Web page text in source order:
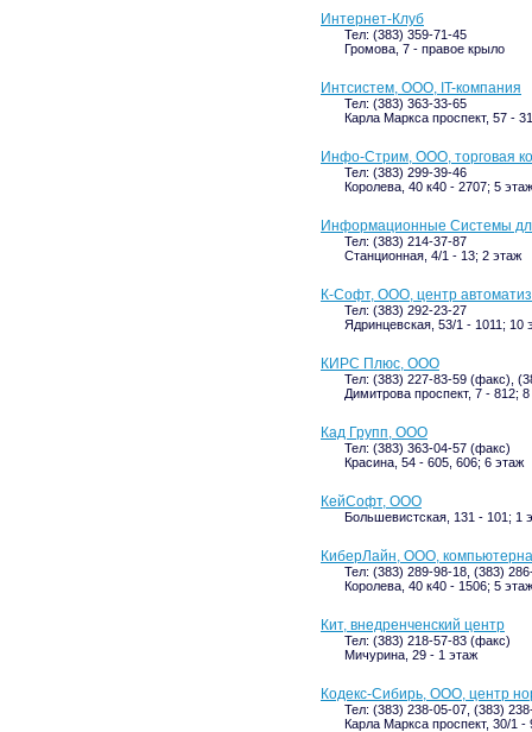
Интернет-Клуб
Тел: (383) 359-71-45
Громова, 7 - правое крыло
Интсистем, ООО, IT-компания
Тел: (383) 363-33-65
Карла Маркса проспект, 57 -
Инфо-Стрим, ООО, торговая
Тел: (383) 299-39-46
Королева, 40 к40 - 2707; 5 этаж
Информационные Системы
Тел: (383) 214-37-87
Станционная, 4/1 - 13; 2 этаж
К-Софт, ООО, центр
Тел: (383) 292-23-27
Ядринцевская, 53/1 - 1011; 10
КИРС Плюс, ООО
Тел: (383) 227-83-59 (факс),
Димитрова проспект, 7 - 812;
Кад Групп, ООО
Тел: (383) 363-04-57 (факс)
Красина, 54 - 605, 606; 6 этаж
КейСофт, ООО
Большевистская, 131 - 101; 1
КиберЛайн, ООО,
Тел: (383) 289-98-18, (383)
Королева, 40 к40 - 1506; 5 этаж
Кит, внедренченский центр
Тел: (383) 218-57-83 (факс)
Мичурина, 29 - 1 этаж
Кодекс-Сибирь, ООО, центр
Тел: (383) 238-05-07, (383)
Карла Маркса проспект, 30/1 -